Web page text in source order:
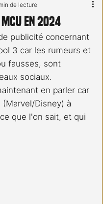
en 2024
de lecture
publicité concernant
3 car les rumeurs et
fausses, sont
sociaux.
en parler car
Disney) à
que l'on sait, et qui